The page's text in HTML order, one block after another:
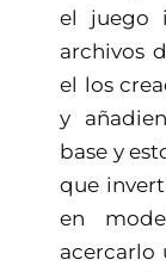
el juego
archivos
el los
y
base y
que
en
acercarlo